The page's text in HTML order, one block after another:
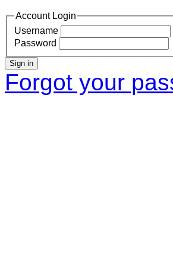
Account Login
Username
Password
Sign in
Forgot your